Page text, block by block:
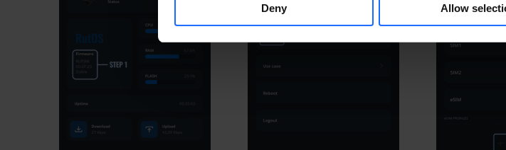
Deny Allow